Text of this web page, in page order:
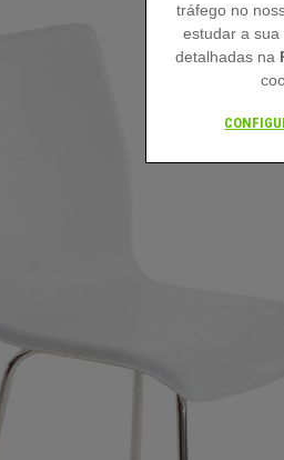
tráfego no
estudar a
detalhadas na